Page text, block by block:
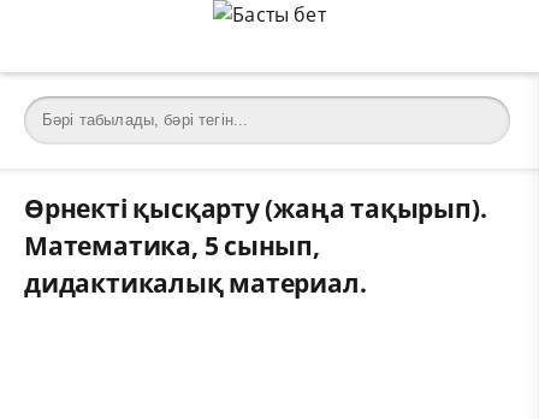
Өрнекті қысқарту (жаңа тақырып).
Математика, 5 сынып,
дидактикалық материал.